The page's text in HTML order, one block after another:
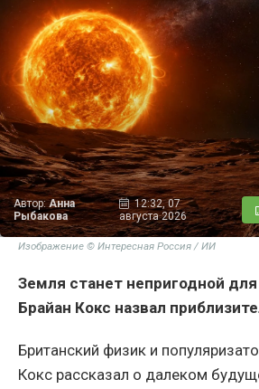
Автор:Анна
Рыбакова
12:32, 07
августа 2026
Изображение © Интересная Россия / ИИ
Земля станет непригодной
Брайан Кокс назвал
Британский физик и
Кокс рассказал о далеком